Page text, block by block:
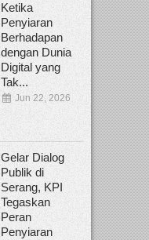
Ketika
Penyiaran
Berhadapan
dengan Dunia
Digital yang
Tak...
Jun 22, 2026
Gelar Dialog
Publik di
Serang, KPI
Tegaskan
Peran
Penyiaran